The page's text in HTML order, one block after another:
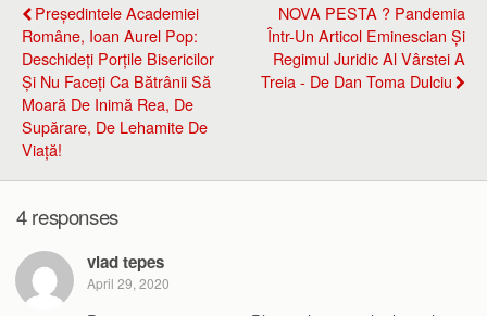
Președintele Academiei
Române, Ioan Aurel Pop:
Deschideți Porțile Bisericilor
Și Nu Faceți Ca Bătrânii Să
Moară De Inimă Rea, De
Supărare, De Lehamite De
Viață!
NOVA PESTA ? Pandemia
Într-Un Articol Eminescian Și
Regimul Juridic Al Vârstei A
Treia - De Dan Toma Dulciu
4 responses
vlad tepes
April 29, 2020